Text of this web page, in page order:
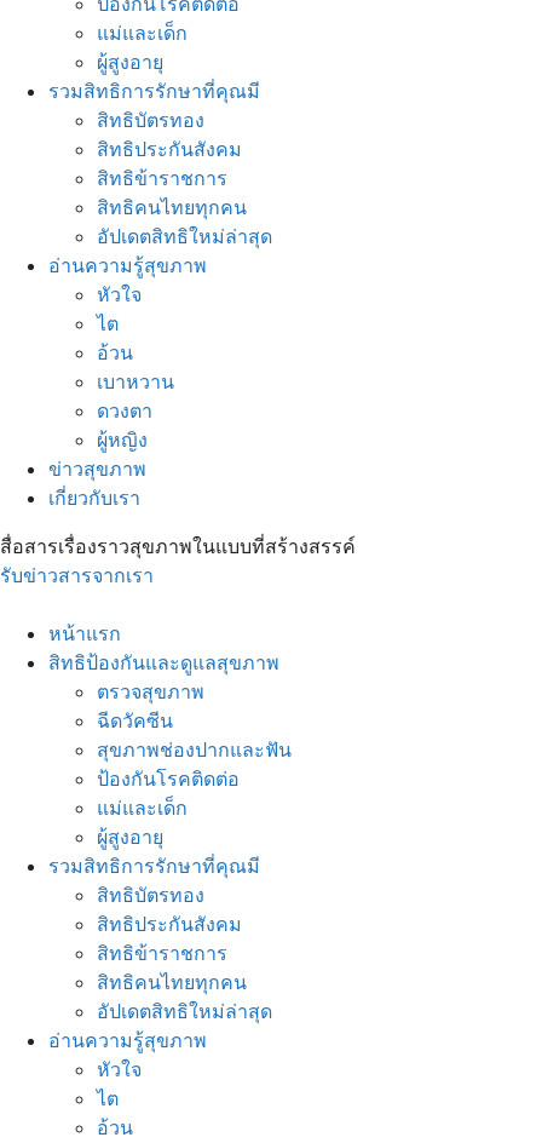
แม่และเด็ก
ผู้สูงอายุ
รวมสิทธิการรักษาที่คุณมี
สิทธิบัตรทอง
สิทธิประกันสังคม
สิทธิข้าราชการ
สิทธิคนไทยทุกคน
อัปเดตสิทธิใหม่ล่าสุด
อ่านความรู้สุขภาพ
หัวใจ
ไต
อ้วน
เบาหวาน
ดวงตา
ผู้หญิง
ข่าวสุขภาพ
เกี่ยวกับเรา
สื่อสารเรื่องราวสุขภาพในแบบที่สร้างสรรค์
รับข่าวสารจากเรา
หน้าแรก
สิทธิป้องกันและดูแลสุขภาพ
ตรวจสุขภาพ
ฉีดวัคซีน
สุขภาพช่องปากและฟัน
ป้องกันโรคติดต่อ
แม่และเด็ก
ผู้สูงอายุ
รวมสิทธิการรักษาที่คุณมี
สิทธิบัตรทอง
สิทธิประกันสังคม
สิทธิข้าราชการ
สิทธิคนไทยทุกคน
อัปเดตสิทธิใหม่ล่าสุด
อ่านความรู้สุขภาพ
หัวใจ
ไต
อ้วน